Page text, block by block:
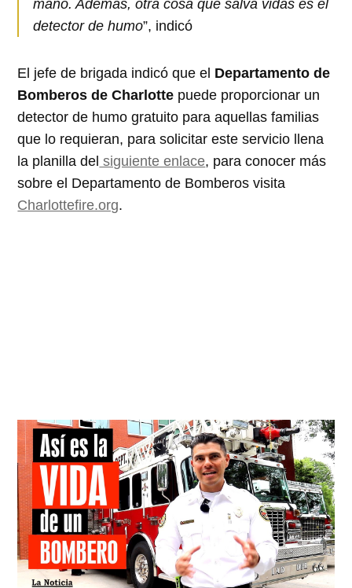
mano. Además, otra cosa que salva vidas es el
detector de humo”, indicó
El jefe de brigada indicó que el Departamento de
Bomberos de Charlotte puede proporcionar un
detector de humo gratuito para aquellas familias
que lo requieran, para solicitar este servicio llena
la planilla del siguiente enlace, para conocer más
sobre el Departamento de Bomberos visita
Charlottefire.org.